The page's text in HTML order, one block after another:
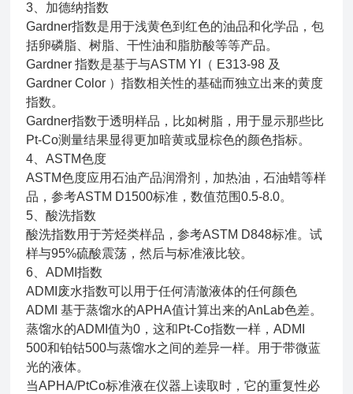
3、 加德纳指数
Gardner指数是用于浅黄色到红色的油品和化学品，包
括卵磷脂、树脂、干性油和脂肪酸等等产品。
Gardner 指数是基于与ASTM YI（ E313-98 及
Gardner Color ）指数相关性的基础而独立出来的黄度
指数。
Gardner指数于透明样品，比如树脂，用于显示那些比
Pt-Co测量结果显得更加暗黄或显棕色的颜色指标。
4、ASTM色度
ASTM色度应用石油产品润滑剂，加热油，石油蜡等样
品，参考ASTM D1500标准，数值范围0.5-8.0。
5、酸洗指数
酸洗指数用于芳烃类样品，参考ASTM D848标准。试
样与95%硫酸震荡，然后与标准液比较。
6、ADMI指数
ADMI废水指数可以用于任何清澈液体的任何颜色
ADMI 基于蒸馏水的APHA值计算出来的AnLab色差。
蒸馏水的ADMI值为0，这和Pt-Co指数一样，ADMI
500和铂钴500与蒸馏水之间的差异一样。用于带微蓝
光的液体。
当APHA/PtCo标准液在仪器上读取时，它的重复性必